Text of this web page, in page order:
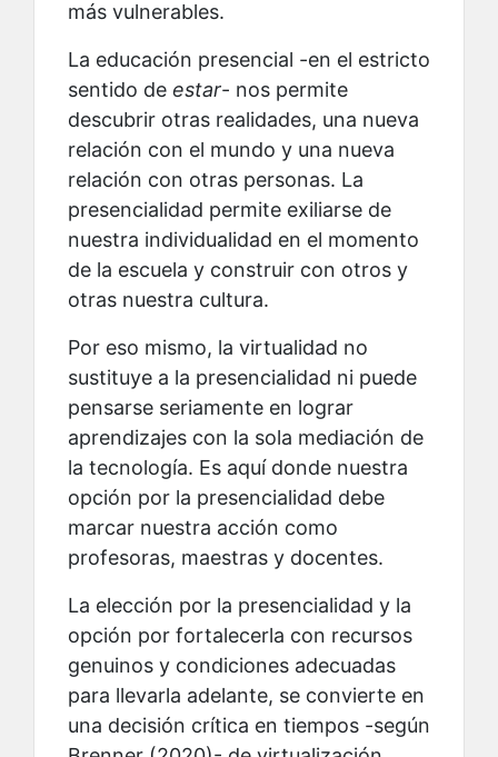
más vulnerables.
La educación presencial -en el estricto
sentido de estar- nos permite
descubrir otras realidades, una nueva
relación con el mundo y una nueva
relación con otras personas. La
presencialidad permite exiliarse de
nuestra individualidad en el momento
de la escuela y construir con otros y
otras nuestra cultura.
Por eso mismo, la virtualidad no
sustituye a la presencialidad ni puede
pensarse seriamente en lograr
aprendizajes con la sola mediación de
la tecnología. Es aquí donde nuestra
opción por la presencialidad debe
marcar nuestra acción como
profesoras, maestras y docentes.
La elección por la presencialidad y la
opción por fortalecerla con recursos
genuinos y condiciones adecuadas
para llevarla adelante, se convierte en
una decisión crítica en tiempos -según